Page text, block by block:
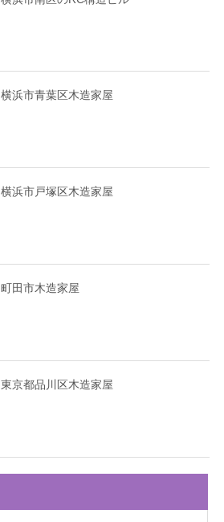
横浜市青葉区木造家屋
横浜市戸塚区木造家屋
町田市木造家屋
東京都品川区木造家屋